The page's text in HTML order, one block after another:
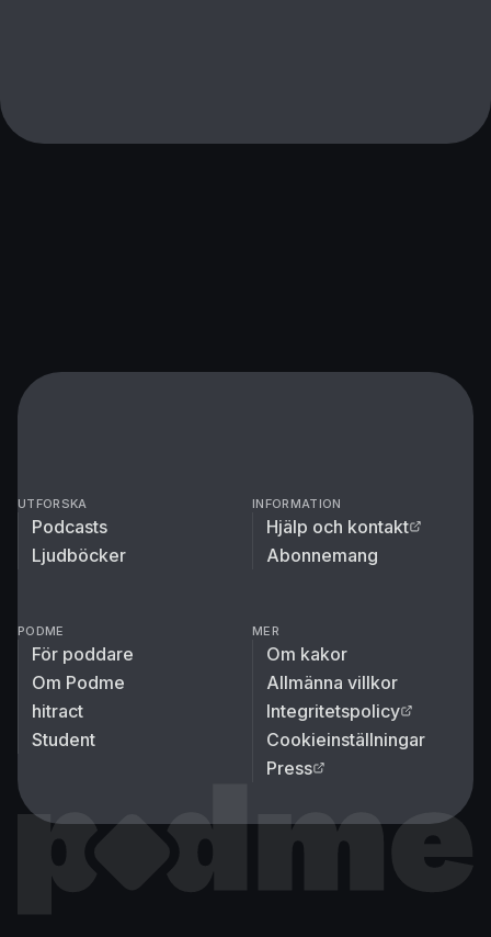
UTFORSKA
Podcasts
Ljudböcker
INFORMATION
Hjälp och kontakt
Abonnemang
PODME
För poddare
Om Podme
hitract
Student
MER
Om kakor
Allmänna villkor
Integritetspolicy
Cookieinställningar
Press